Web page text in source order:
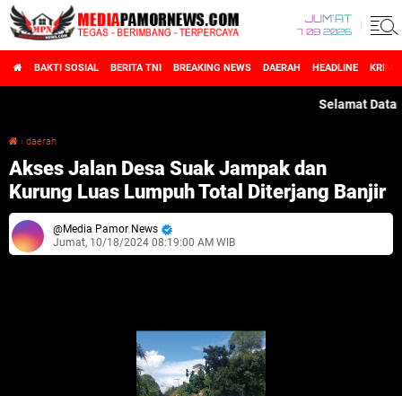
JUM'AT
7 08 2026
BAKTI SOSIAL BERITA TNI BREAKING NEWS DAERAH HEADLINE
Selamat Datang di
› daerah
Akses Jalan Desa Suak Jampak dan
Kurung Luas Lumpuh Total Diterjang Banjir
Media Pamor News
Jumat, 10/18/2024 08:19:00 AM WIB